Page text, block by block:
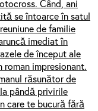
Când, ani
se întoarce în satul
de familie
imediat în
de început ale
roman impresionant.
răsunător de
pândă privirile
care te bucură fără